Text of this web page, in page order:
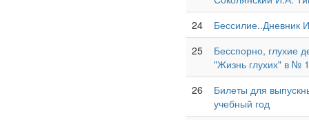
24
Бессилие..Дневник
25
Бесспорно, глухие
"Жизнь глухих" в №
26
Билеты для
учебный год